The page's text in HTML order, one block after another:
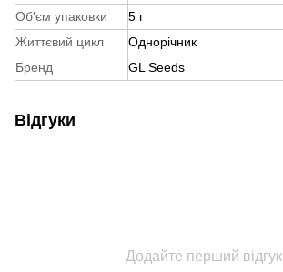
Об'єм упаковки
5 г
Життєвий цикл
Однорічник
Бренд
GL Seeds
Відгуки
Додайте перший відгук